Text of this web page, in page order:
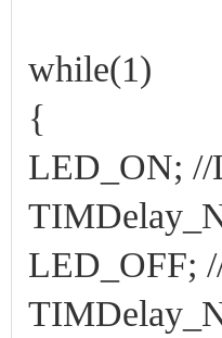
while(1)
{
LED_ON;
LED_OFF;